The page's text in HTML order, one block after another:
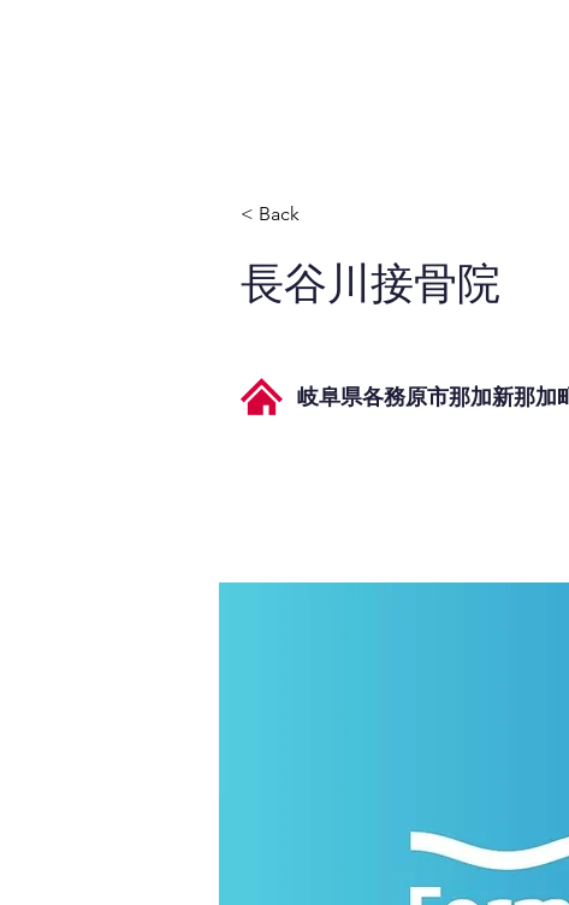
< Back
長谷川接骨院
岐阜県各務原市那加新那加